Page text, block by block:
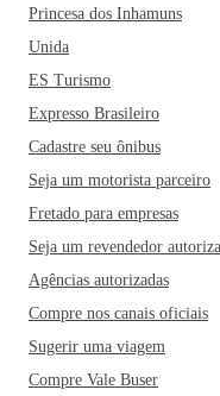
Princesa dos Inhamuns
Unida
ES Turismo
Expresso Brasileiro
Cadastre seu ônibus
Seja um motorista parceiro
Fretado para empresas
Seja um revendedor
Agências autorizadas
Compre nos canais oficiais
Sugerir uma viagem
Compre Vale Buser